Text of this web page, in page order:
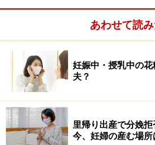
しましょう。インフルエンザの
わざ病院を受診しなくても、花
3. 以前は「初期療法」として
上前から薬を服用する事もあり
治療薬は、症状が出始めてから
ってきました。花粉飛散の開始
せんし、何の花粉アレルギーか
あわせて読
妊娠中・授乳中の
夫？
里帰り出産で分娩
今、妊婦の産む場所